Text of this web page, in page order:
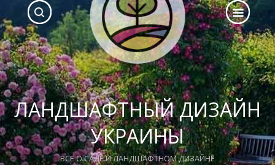
ЛАНДШАФТНЫЙ ДИЗАЙН
УКРАИНЫ
ВСЕ О САДЕ И ЛАНДШАФТНОМ ДИЗАЙНЕ